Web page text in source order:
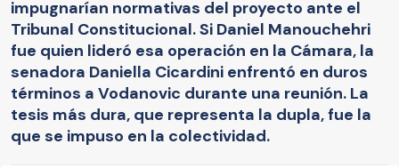
impugnarían normativas del proyecto ante el
Tribunal Constitucional. Si Daniel Manouchehri
fue quien lideró esa operación en la Cámara, la
senadora Daniella Cicardini enfrentó en duros
términos a Vodanovic durante una reunión. La
tesis más dura, que representa la dupla, fue la
que se impuso en la colectividad.